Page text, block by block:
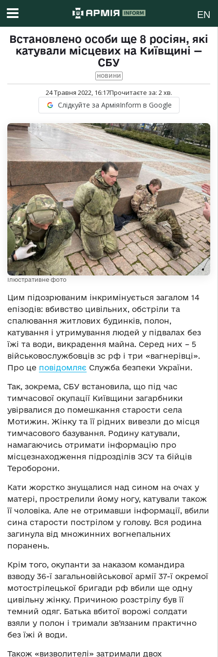
EN
Встановлено особи ще 8 росіян, які
катували місцевих на Київщині —
СБУ
НОВИНИ
24 Травня 2022, 16:17Прочитаєте за: 2хв.
Слідкуйте за АрміяInform в Google
Ілюстративне фото
Цим підозрюваним інкримінується загалом 14
епізодів: вбивство цивільних, обстріли та
спалювання житлових будинків, полон,
катування і утримування людей у підвалах без
їжі та води, викрадення майна. Серед них – 5
військовослужбовців зс рф і три «вагнерівці».
Про це повідомляє Служба безпеки України.
Так, зокрема, СБУ встановила, що під час
тимчасової окупації Київщини загарбники
увірвалися до помешкання старости села
Мотижин. Жінку та її рідних вивезли до місця
тимчасового базування. Родину катували,
намагаючись отримати інформацію про
місцезнаходження підрозділів ЗСУ та бійців
Тероборони.
Кати жорстко знущалися над сином на очах у
матері, прострелили йому ногу, катували також
її чоловіка. Але не отримавши інформації, вбили
сина старости пострілом у голову. Вся родина
загинула від множинних вогнепальних
поранень.
Крім того, окупанти за наказом командира
взводу 36-ї загальновійськової армії 37-ї окремої
мотострілецької бригади рф вбили ще одну
цивільну жінку. Причиною розстрілу був її
темний одяг. Батька вбитої ворожі солдати
взяли у полон і тримали зв’язаним практично
без їжі й води.
Також «визволителі» затримали двох